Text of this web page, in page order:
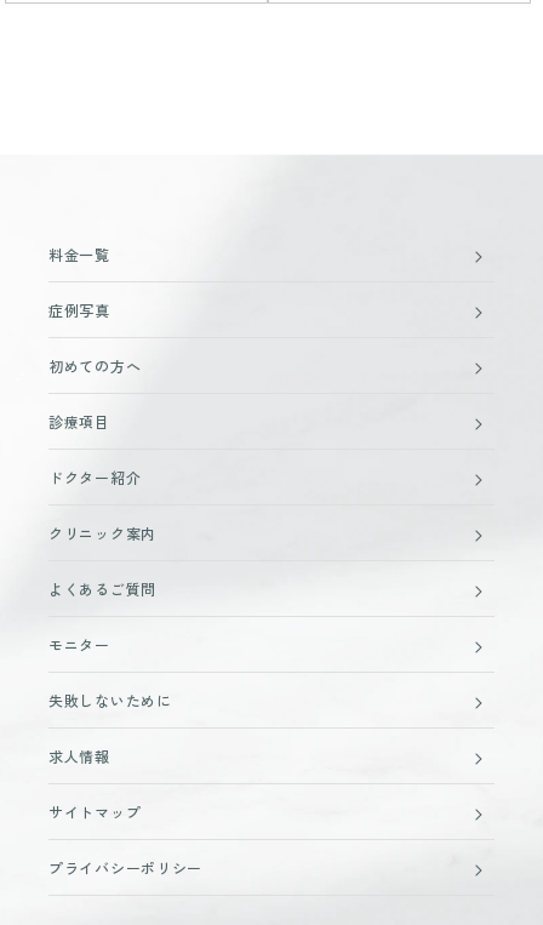
料金一覧
症例写真
初めての方へ
診療項目
ドクター紹介
クリニック案内
よくあるご質問
モニター
失敗しないために
求人情報
サイトマップ
プライバシーポリシー